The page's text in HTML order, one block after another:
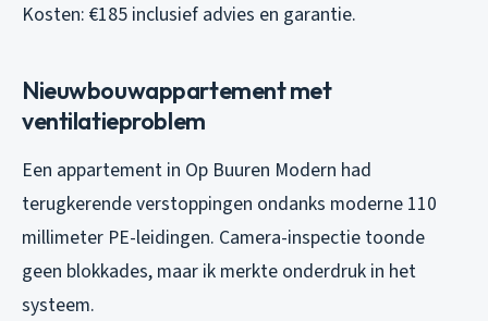
Kosten: €185 inclusief advies en garantie.
Nieuwbouwappartement met
ventilatieproblem
Een appartement in Op Buuren Modern had
terugkerende verstoppingen ondanks moderne 110
millimeter PE-leidingen. Camera-inspectie toonde
geen blokkades, maar ik merkte onderdruk in het
systeem.